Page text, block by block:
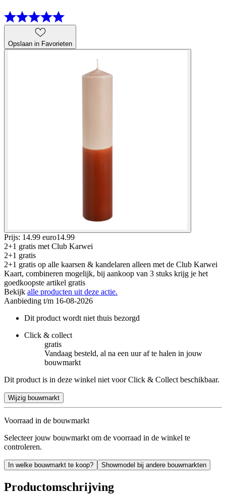
Opslaan in Favorieten
Prijs: 14.99 euro14.99
2+1 gratis met Club Karwei
2+1 gratis
2+1 gratis op alle kaarsen & kandelaren alleen met de Club Karwei
Kaart, combineren mogelijk, bij aankoop van 3 stuks krijg je het
goedkoopste artikel gratis
Bekijk alle producten uit deze actie.
Aanbieding t/m 16-08-2026
Dit product wordt niet thuis bezorgd
Click & collect
gratis
Vandaag besteld, al na een uur af te halen in jouw
bouwmarkt
Dit product is in deze winkel niet voor Click & Collect beschikbaar.
Wijzig bouwmarkt
Voorraad in de bouwmarkt
Selecteer jouw bouwmarkt om de voorraad in de winkel te
controleren.
In welke bouwmarkt te koop? Showmodel bij andere bouwmarkten
Productomschrijving